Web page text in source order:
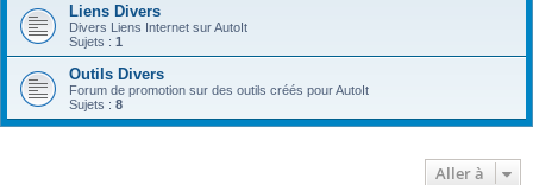
Liens Divers
Divers Liens Internet sur AutoIt
Sujets : 1
Outils Divers
Forum de promotion sur des outils créés pour AutoIt
Sujets : 8
Aller à